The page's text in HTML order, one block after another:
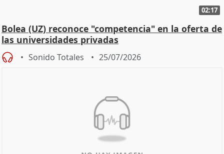
02:17
Bolea (UZ) reconoce "competencia" en la oferta de
las universidades privadas
Sonido Totales 25/07/2026